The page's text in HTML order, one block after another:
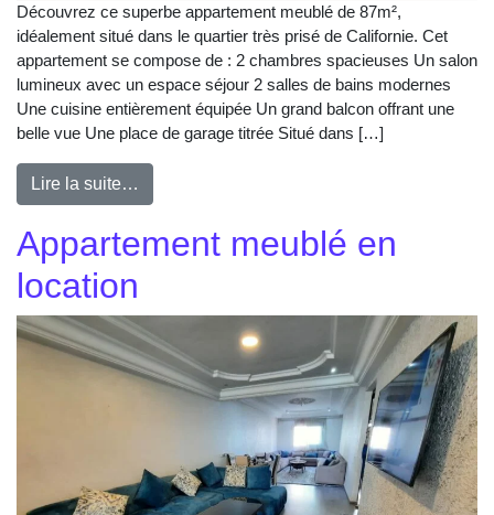
Découvrez ce superbe appartement meublé de 87m²,
idéalement situé dans le quartier très prisé de Californie. Cet
appartement se compose de : 2 chambres spacieuses Un salon
lumineux avec un espace séjour 2 salles de bains modernes
Une cuisine entièrement équipée Un grand balcon offrant une
belle vue Une place de garage titrée Situé dans […]
Lire la suite…
Appartement meublé en
location